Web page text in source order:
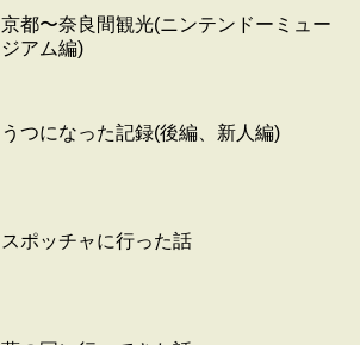
京都〜奈良間観光(ニンテンドーミュー
ジアム編)
うつになった記録(後編、新人編)
スポッチャに行った話